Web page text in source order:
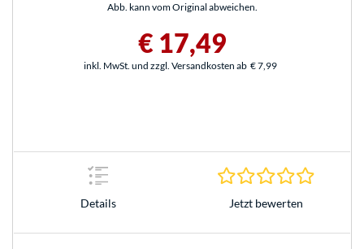
Abb. kann vom Original abweichen.
€ 17,49
inkl. MwSt. und zzgl. Versandkosten ab € 7,99
Details Jetzt bewerten